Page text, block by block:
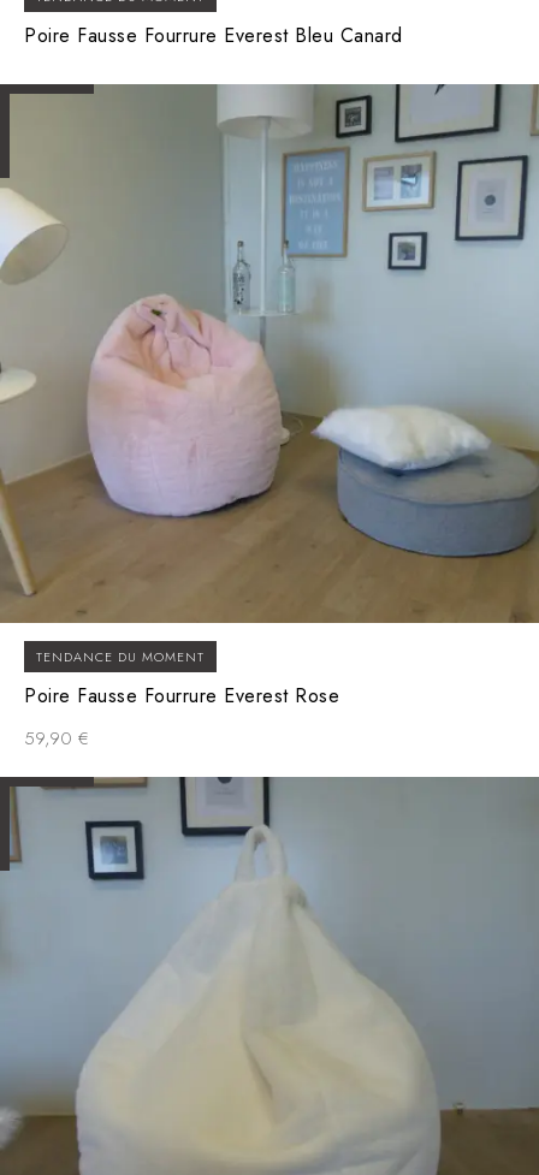
Poire Fausse Fourrure Everest Bleu Canard
TENDANCE DU MOMENT
Poire Fausse Fourrure Everest Rose
59,90 €